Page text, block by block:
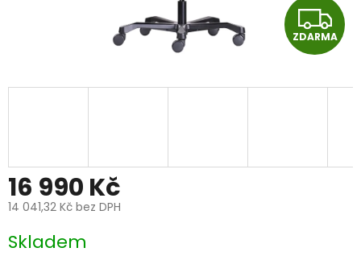
Z
D
A
ZDARMA
16 990 Kč
14 041,32 Kč bez DPH
cena:
Skladem